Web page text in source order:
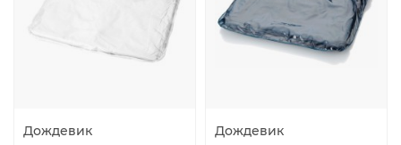
Дождевик Дождевик